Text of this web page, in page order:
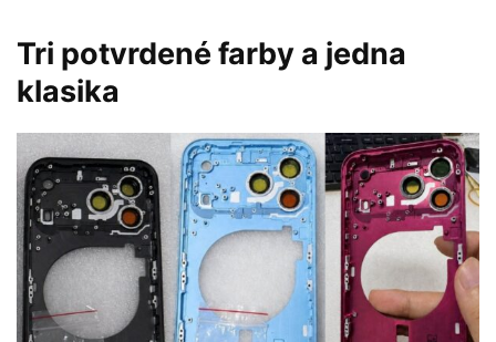
Tri potvrdené farby a jedna
klasika